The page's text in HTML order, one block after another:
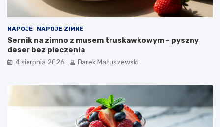
NAPOJE NAPOJE ZIMNE
Sernik na zimno z musem truskawkowym – pyszny
deser bez pieczenia
4 sierpnia 2026 Darek Matuszewski